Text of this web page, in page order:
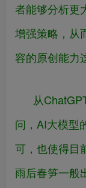
者能够分析更
增强策略，从
容的原创能力
从
问，AI大模型
可，也使得目
雨后春笋一般